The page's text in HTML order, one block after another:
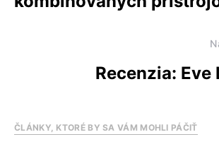
Recenzia:
ČLÁNKY, KTORÉ BY SA VÁM MOHLI PÁČIŤ